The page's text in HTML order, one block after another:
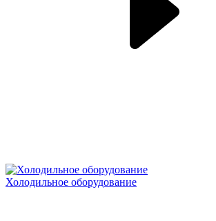
Холодильное оборудование